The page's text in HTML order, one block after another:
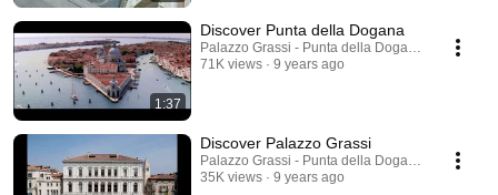
1:37
Discover Punta della Dogana
Palazzo Grassi - Punta della Dogana
71K views
9 years ago
Discover Palazzo Grassi
Palazzo Grassi - Punta della Dogana
35K views
9 years ago